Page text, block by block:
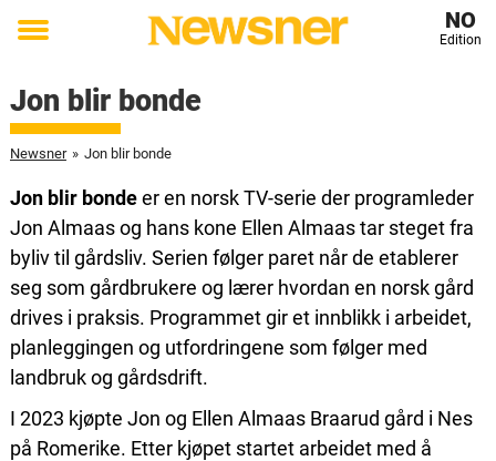
Toggle
NO
Edition
Jon blir bonde
Newsner » Jon blir bonde
Jon blir bondeer en norsk TV-serie der programleder
Jon Almaasog hans kone Ellen Almaastar steget fra
byliv til gårdsliv. Serien følger paret når de etablerer
seg som gårdbrukere og lærer hvordan en norsk gård
drives i praksis. Programmet gir et innblikk i arbeidet,
planleggingen og utfordringene som følger med
landbruk og gårdsdrift.
I 2023 kjøpte Jon og Ellen Almaas Braarud gård i Nes
på Romerike. Etter kjøpet startet arbeidet med å